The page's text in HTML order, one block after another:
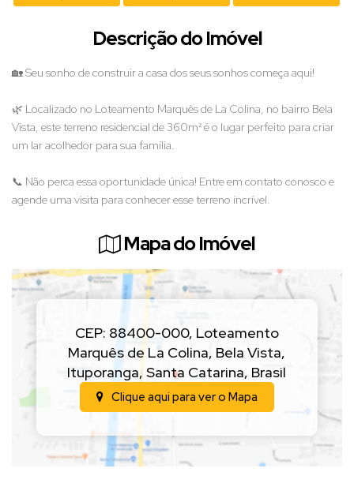
Descrição do Imóvel
🏡 Seu sonho de construir a casa dos seus sonhos começa aqui!
🌿 Localizado no Loteamento Marquês de La Colina, no bairro Bela
Vista, este terreno residencial de 360m² é o lugar perfeito para criar
um lar acolhedor para sua família.
📞 Não perca essa oportunidade única! Entre em contato conosco e
agende uma visita para conhecer esse terreno incrível.
Mapa do Imóvel
CEP: 88400-000, Loteamento
Marquês de La Colina, Bela Vista,
Ituporanga,Santa Catarina, Brasil
Clique aqui para ver o Mapa